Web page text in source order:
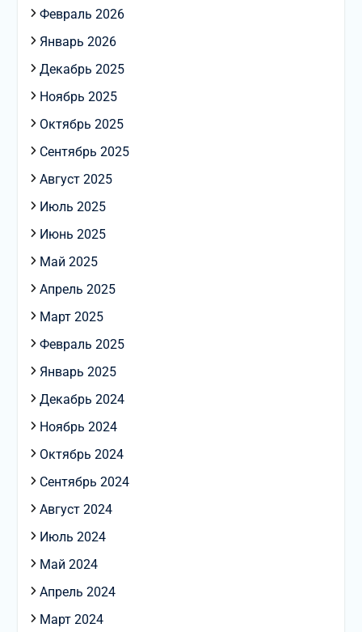
Февраль 2026
Январь 2026
Декабрь 2025
Ноябрь 2025
Октябрь 2025
Сентябрь 2025
Август 2025
Июль 2025
Июнь 2025
Май 2025
Апрель 2025
Март 2025
Февраль 2025
Январь 2025
Декабрь 2024
Ноябрь 2024
Октябрь 2024
Сентябрь 2024
Август 2024
Июль 2024
Май 2024
Апрель 2024
Март 2024